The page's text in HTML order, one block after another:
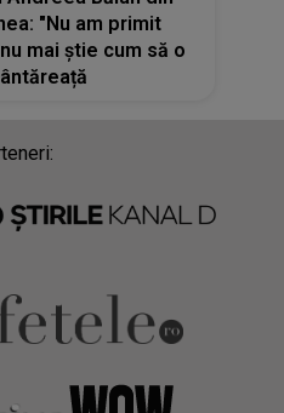
"Nu am primit
mai știe cum să o